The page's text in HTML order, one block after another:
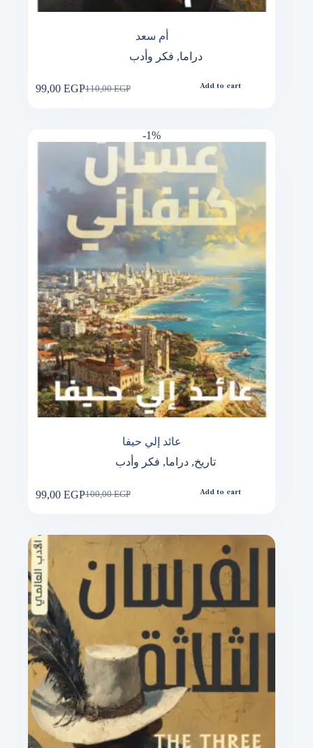
أم سعد
دراما, فكر وأدب
110,00EGP
Original
99,00 EGPCurrent
Add to cart
-1%
عائد إلي حيفا
تاريخ, دراما, فكر وأدب
100,00EGP
Original
100,00 EGP.
99,00 EGPCurrent
99,00 EGP.
Add to cart